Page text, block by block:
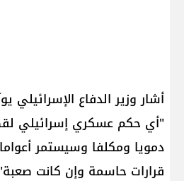
أشار وزير الدفاع الإسرائيلي
"أي حكم عسكري إسرائيلي
دمويا ومكلفا وسيستمر
قرارات حاسمة وإن كانت